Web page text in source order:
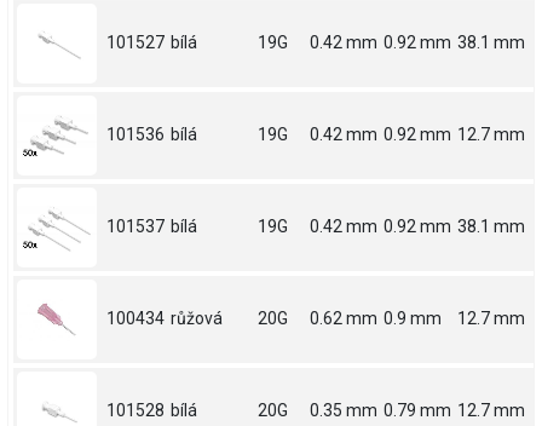
101527 bílá 19G 0.42 mm 0.92 mm 38.1 mm
101536 bílá 19G 0.42 mm 0.92 mm 12.7 mm
101537 bílá 19G 0.42 mm 0.92 mm 38.1 mm
100434 růžová 20G 0.62 mm 0.9 mm 12.7 mm
101528 bílá 20G 0.35 mm 0.79 mm 12.7 mm